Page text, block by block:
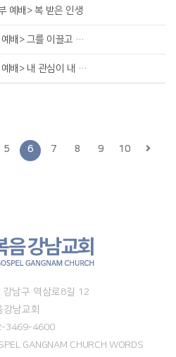
예배> 복 받은 인생
<주일 4부 예배> 그를 이끌고 밖으로 나가
<주일 3부 예배> 내 관심이 내 인생을 바꾼다
5 6 7 8 9 10
남구 역삼로8길 12
강남교회
3469-4600
GANGNAM CHURCH WORDS